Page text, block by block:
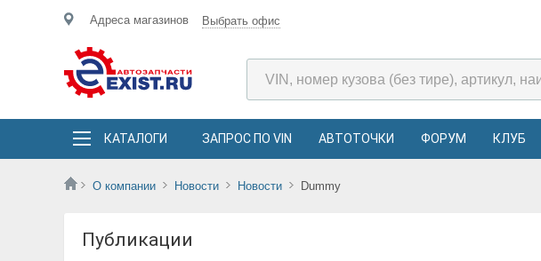
Адреса магазинов Выбрать офис
КАТАЛОГИ ЗАПРОС ПО VIN АВТОТОЧКИ ФОРУМ КЛУБ
О компании Новости Новости Dummy
Публикации